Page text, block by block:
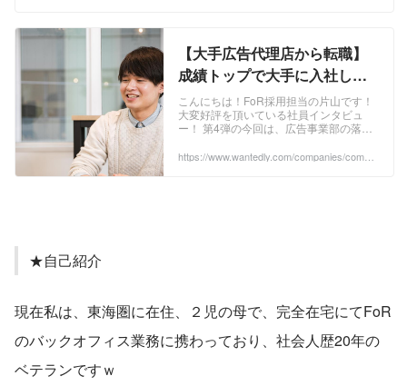
ことにしました！笑 ...
【大手広告代理店から転職】
成績トップで大手に入社した
エリート社員がなぜベンチャ
ーに？転職を決めた理由と
FoRの魅力について〜社員イ
ンタビュー第4弾〜 | 株式会社
こんにちは！FoR採用担当の片山です！
大変好評を頂いている社員インタビュ
ー！ 第4弾の今回は、広告事業部の落合
社FoRについて、もっと知ってもらいた
https://www.wantedly.com/companies/compa
★自己紹介
現在私は、東海圏に在住、２児の母で、完全在宅にてFoR
のバックオフィス業務に携わっており、社会人歴20年の
ベテランですｗ